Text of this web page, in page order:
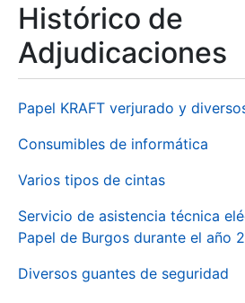
Histórico de
Adjudicaciones
Papel KRAFT verjurado y
Consumibles de informática
Varios tipos de cintas
Servicio de asistencia técnica
Papel de Burgos durante el año
Diversos guantes de seguridad